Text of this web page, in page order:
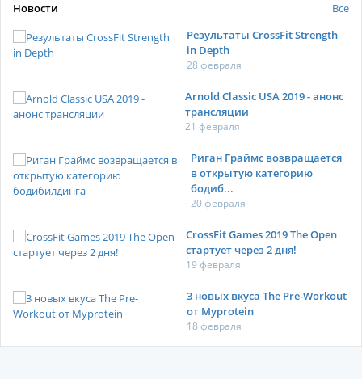
Новости
Все
Результаты CrossFit Strength
in Depth
28 февраля
Arnold Classic USA 2019 - анонс
трансляции
21 февраля
Риган Граймс возвращается
в открытую категорию
бодиб...
20 февраля
CrossFit Games 2019 The Open
стартует через 2 дня!
19 февраля
3 новых вкуса The Pre-Workout
от Myprotein
18 февраля